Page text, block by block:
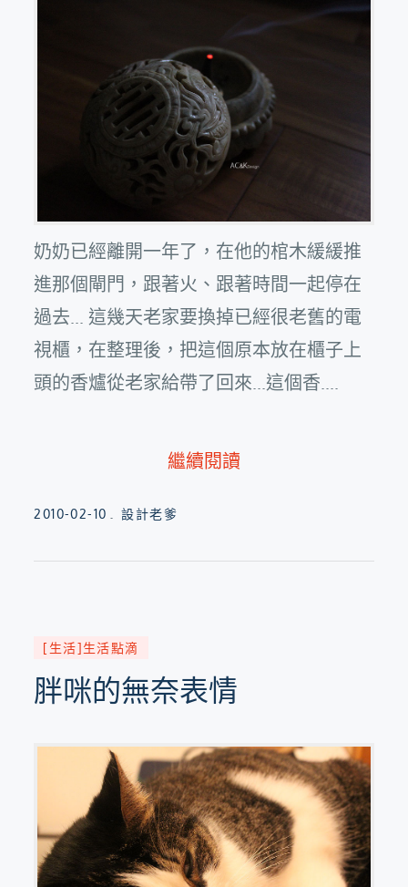
奶奶已經離開一年了，在他的棺木緩緩推
進那個閘門，跟著火、跟著時間一起停在
過去... 這幾天老家要換掉已經很老舊的電
視櫃，在整理後，把這個原本放在櫃子上
頭的香爐從老家給帶了回來...這個香....
繼續閱讀
Posted
2010-02-10 設計老爹
[生活]生活點滴
胖咪的無奈表情